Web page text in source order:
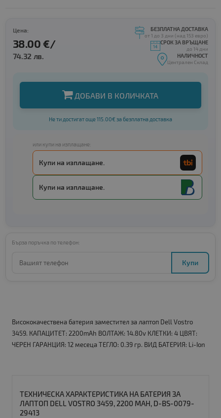
Цена:
38.00 €/
74.32 лв.
БЕЗПЛАТНА ДОСТАВКА
от 1 до 3 дни (над 153 евро)
СРОК ЗА ВРЪЩАНЕ
до 14 дни
НАЛИЧНОСТ
Централен Склад
ДОБАВИ В КОЛИЧКАТА
Не ти достигат още 115.00€ за безплатна доставка
или купи на изплащане:
Купи на изплащане.
Купи на изплащане.
Бърза поръчка по телефон:
Купи
Висококачествена батерия заместител за лаптоп Dell Vostro
3459. КАПАЦИТЕТ: 2200mAh ВОЛТАЖ: 14.80v КЛЕТКИ: 4 ЦВЯТ:
ЧЕРЕН ГАРАНЦИЯ: 12 месеца ТЕГЛО: 0.39 гр. ВИД БАТЕРИЯ: Li-Ion
ТЕХНИЧЕСКА ХАРАКТЕРИСТИКА НА БАТЕРИЯ ЗА
ЛАПТОП DELL VOSTRO 3459, 2200 MAH, D-BS-0079-
29413